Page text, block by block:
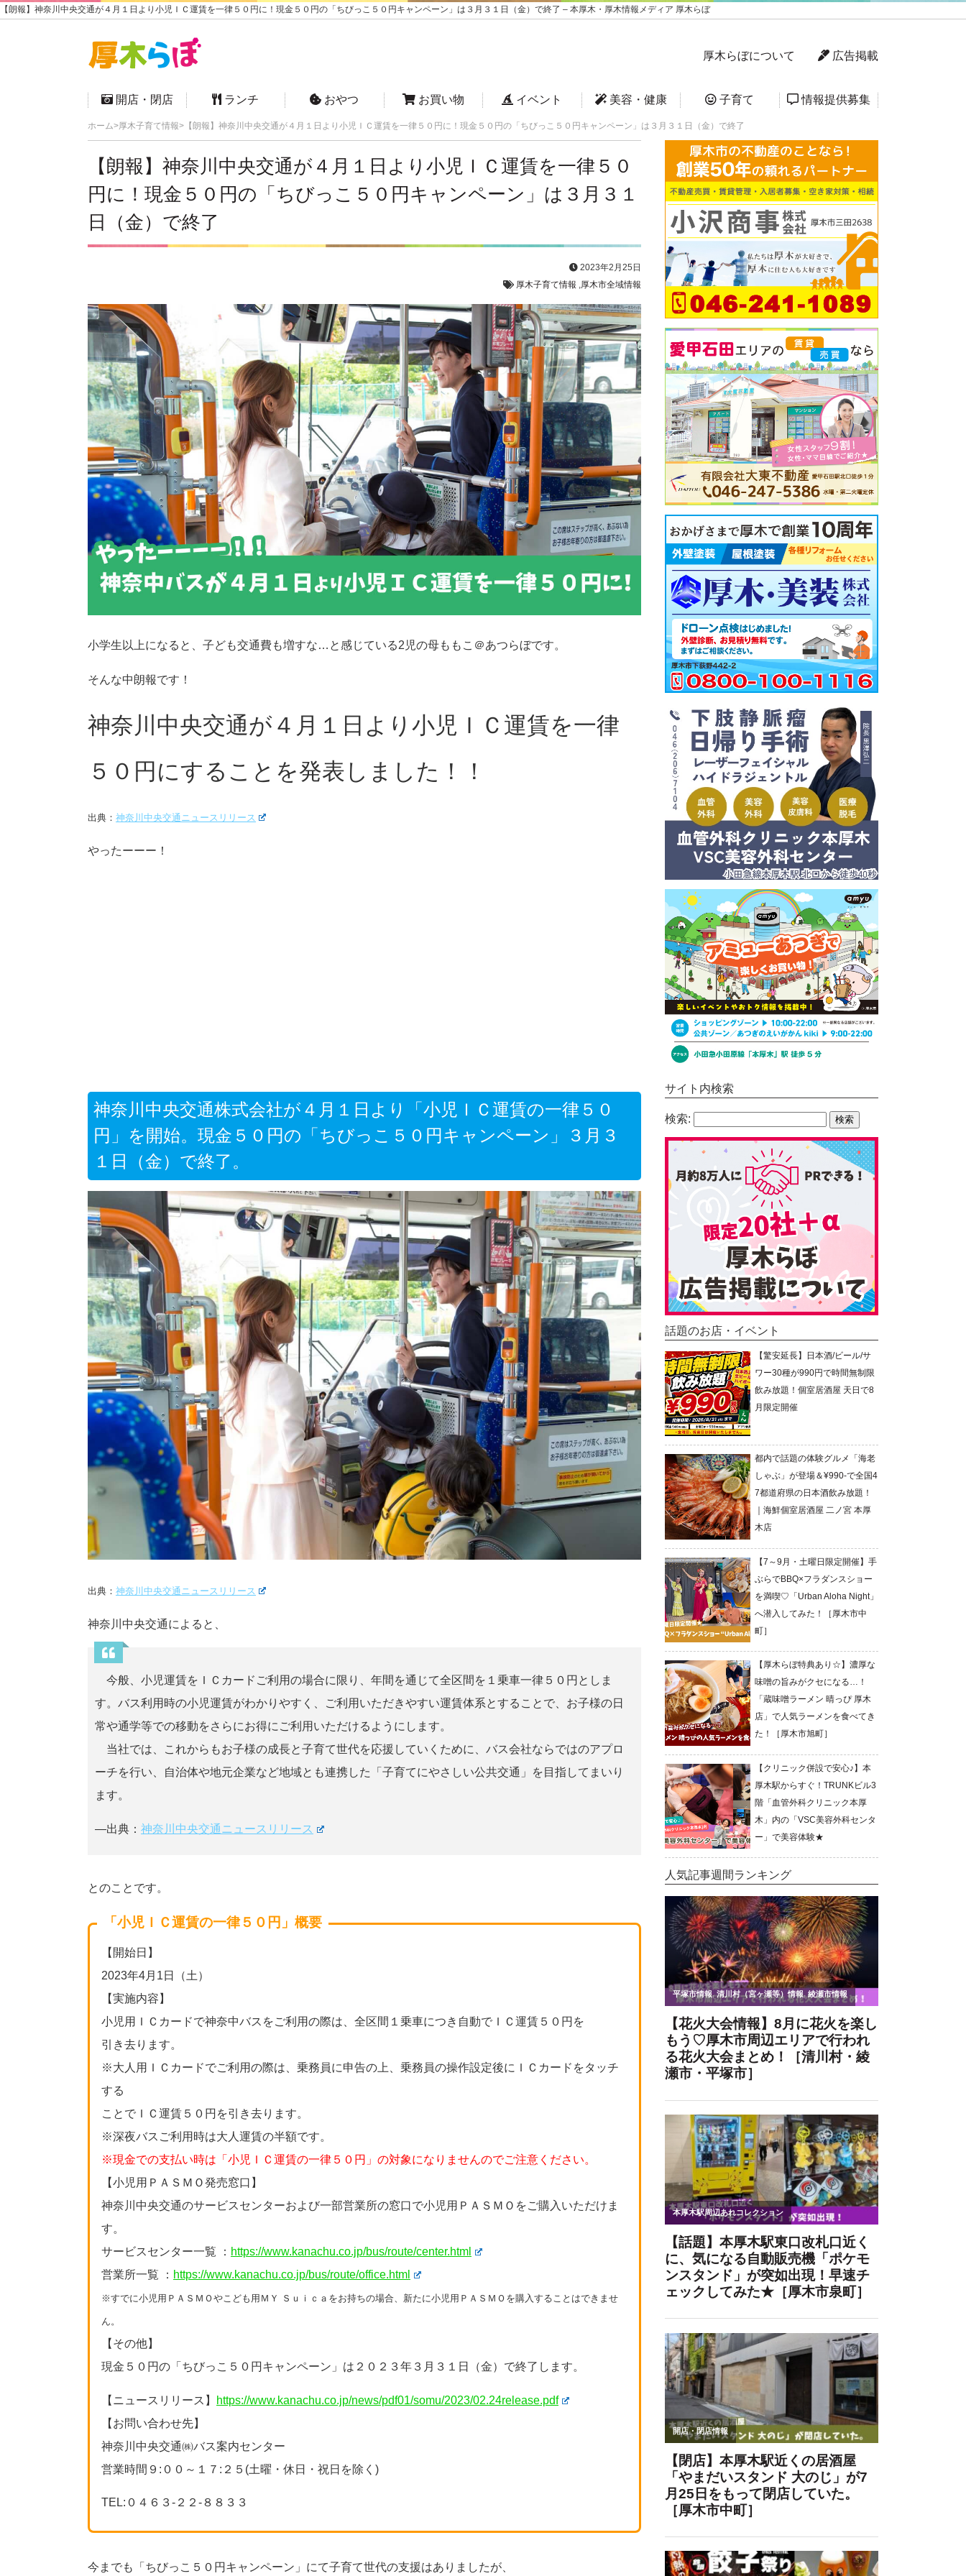
【朗報】神奈川中央交通が４月１日より小児ＩＣ運賃を一律５０円に！現金５０円の「ちびっこ５０円キャンペーン」は３月３１日（金）で終了 – 本厚木・厚木情報メディア 厚木らぼ
厚木らぼについて 広告掲載
開店・閉店 ランチ おやつ お買い物 イベント 美容・健康 子育て 情報提供募集
ホーム 厚木子育て情報 【朗報】神奈川中央交通が４月１日より小児ＩＣ運賃を一律５０円に！現金５０円の「ちびっこ５０円キャンペーン」は３月３１日（金）で終了
【朗報】神奈川中央交通が４月１日より小児ＩＣ運賃を一律５０
円に！現金５０円の「ちびっこ５０円キャンペーン」は３月３１
日（金）で終了
2023年2月25日
厚木子育て情報 厚木市全域情報
小学生以上になると、子ども交通費も増すな…と感じている2児の母ももこ＠あつらぼです。
そんな中朗報です！
神奈川中央交通が４月１日より小児ＩＣ運賃を一律
５０円にすることを発表しました！！
出典： 神奈川中央交通ニュースリリース
やったーーー！
神奈川中央交通株式会社が４月１日より「小児ＩＣ運賃の一律５０
円」を開始。現金５０円の「ちびっこ５０円キャンペーン」３月３
１日（金）で終了。
出典： 神奈川中央交通ニュースリリース
神奈川中央交通によると、
今般、小児運賃をＩＣカードご利用の場合に限り、年間を通じて全区間を１乗車一律５０円としま
す。バス利用時の小児運賃がわかりやすく、ご利用いただきやすい運賃体系とすることで、お子様の日
常や通学等での移動をさらにお得にご利用いただけるようにします。
当社では、これからもお子様の成長と子育て世代を応援していくために、バス会社ならではのアプロ
ーチを行い、自治体や地元企業など地域とも連携した「子育てにやさしい公共交通」を目指してまいり
ます。
—出典： 神奈川中央交通ニュースリリース
とのことです。
「小児ＩＣ運賃の一律５０円」概要
【開始日】
2023年4月1日（土）
【実施内容】
小児用ＩＣカードで神奈中バスをご利用の際は、全区間１乗車につき自動でＩＣ運賃５０円を
引き去ります。
※大人用ＩＣカードでご利用の際は、乗務員に申告の上、乗務員の操作設定後にＩＣカードをタッチ
する
ことでＩＣ運賃５０円を引き去ります。
※深夜バスご利用時は大人運賃の半額です。
※現金での支払い時は「小児ＩＣ運賃の一律５０円」の対象になりませんのでご注意ください。
【小児用ＰＡＳＭＯ発売窓口】
神奈川中央交通のサービスセンターおよび一部営業所の窓口で小児用ＰＡＳＭＯをご購入いただけま
す。
サービスセンター一覧 ： https://www.kanachu.co.jp/bus/route/center.html
営業所一覧 ： https://www.kanachu.co.jp/bus/route/office.html
※すでに小児用ＰＡＳＭＯやこども用ＭＹ Ｓｕｉｃａをお持ちの場合、新たに小児用ＰＡＳＭＯを購入することはできませ
ん。
【その他】
現金５０円の「ちびっこ５０円キャンペーン」は２０２３年３月３１日（金）で終了します。
【ニュースリリース】
https://www.kanachu.co.jp/news/pdf01/somu/2023/02.24release.pdf
【お問い合わせ先】
神奈川中央交通㈱バス案内センター
営業時間９:００～１７:２５(土曜・休日・祝日を除く)
TEL:０４６３-２２-８８３３
今までも「ちびっこ５０円キャンペーン」にて子育て世代の支援はありましたが、
サイト内検索
検索:
話題のお店・イベント
【驚安延長】日本酒/ビール/サ
ワー30種が990円で時間無制限
飲み放題！個室居酒屋 天日で8
月限定開催
都内で話題の体験グルメ「海老
しゃぶ」が登場＆¥990-で全国4
7都道府県の日本酒飲み放題！
｜海鮮個室居酒屋 二ノ宮 本厚
木店
【7～9月・土曜日限定開催】手
ぶらでBBQ×フラダンスショー
を満喫♡「Urban Aloha Night」
へ潜入してみた！［厚木市中
町］
【厚木らぼ特典あり☆】濃厚な
味噌の旨みがクセになる…！
「蔵味噌ラーメン 晴っぴ 厚木
店」で人気ラーメンを食べてき
た！［厚木市旭町］
【クリニック併設で安心♪】本
厚木駅からすぐ！TRUNKビル3
階「血管外科クリニック本厚
木」内の「VSC美容外科センタ
ー」で美容体験★
人気記事週間ランキング